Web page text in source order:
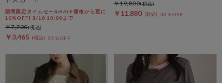
期間限定タイムセールSALE価格から更に
10%OFF! 8/10 10:00まで
￥3,465 55％OFF
￥7,700
￥11,880 40％OFF
￥19,800